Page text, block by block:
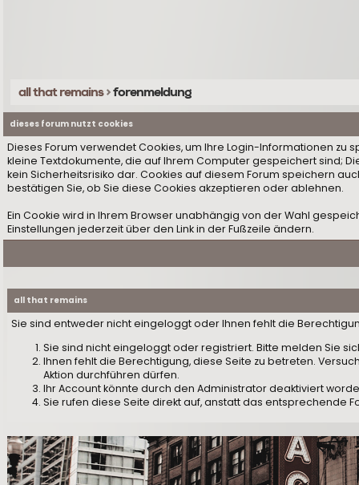
all that remains>forenmeldung
dieses forum nutzt cookies
Dieses Forum verwendet Cookies, um Ihre Login-Informationen zu
kleine Textdokumente, die auf Ihrem Computer gespeichert sind;
kein Sicherheitsrisiko dar. Cookies auf diesem Forum speichern
bestätigen Sie, ob Sie diese Cookies akzeptieren oder ablehnen.
Ein Cookie wird in Ihrem Browser unabhängig von der Wahl
Einstellungen jederzeit über den Link in der Fußzeile ändern.
all that remains
Sie sind entweder nicht eingeloggt oder Ihnen fehlt die
Sie sind nicht eingeloggt oder registriert. Bitte melden Sie
Ihnen fehlt die Berechtigung, diese Seite zu betreten.
Aktion durchführen dürfen.
Ihr Account könnte durch den Administrator deaktiviert
Sie rufen diese Seite direkt auf, anstatt das entsprechende